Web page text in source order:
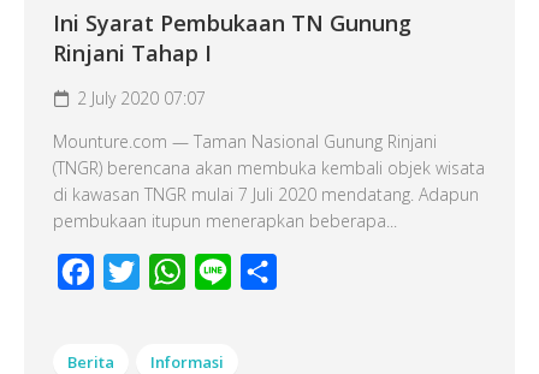
Ini Syarat Pembukaan TN Gunung
Rinjani Tahap I
2 July 2020 07:07
Mounture.com — Taman Nasional Gunung Rinjani
(TNGR) berencana akan membuka kembali objek wisata
di kawasan TNGR mulai 7 Juli 2020 mendatang. Adapun
pembukaan itupun menerapkan beberapa...
Facebook
Twitter WhatsApp
Line
Berita Informasi